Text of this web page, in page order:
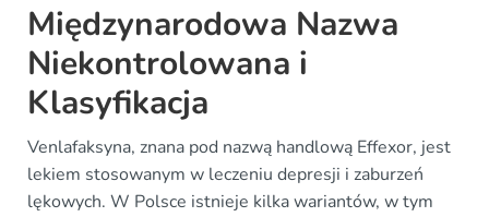
Międzynarodowa Nazwa
Niekontrolowana i
Klasyfikacja
Venlafaksyna, znana pod nazwą handlową Effexor, jest
lekiem stosowanym w leczeniu depresji i zaburzeń
lękowych. W Polsce istnieje kilka wariantów, w tym